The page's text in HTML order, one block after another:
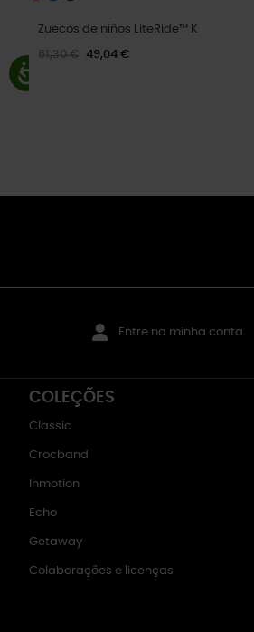
Zuecos de niños LiteRide™ K
61,30 € 49,04 €
Entre na minha conta
COLEÇÕES
Classic
Crocband
Inmotion
Echo
Getaway
Colaborações e licenças